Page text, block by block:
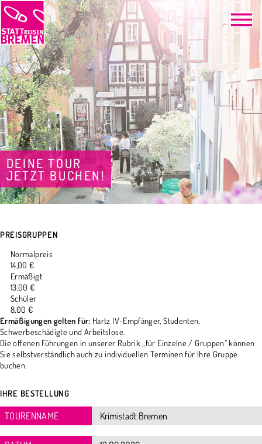
DEINE TOUR
JETZT BUCHEN!
PREISGRUPPEN
Normalpreis
14,00 €
Ermäßigt
13,00 €
Schüler
8,00 €
Ermäßigungen gelten für: Hartz IV-Empfänger, Studenten,
Schwerbeschädigte und Arbeitslose.
Die offenen Führungen in unserer Rubrik „für Einzelne / Gruppen“ können
Sie selbstverständlich auch zu individuellen Terminen für Ihre Gruppe
buchen.
IHRE BESTELLUNG
TOURENNAME